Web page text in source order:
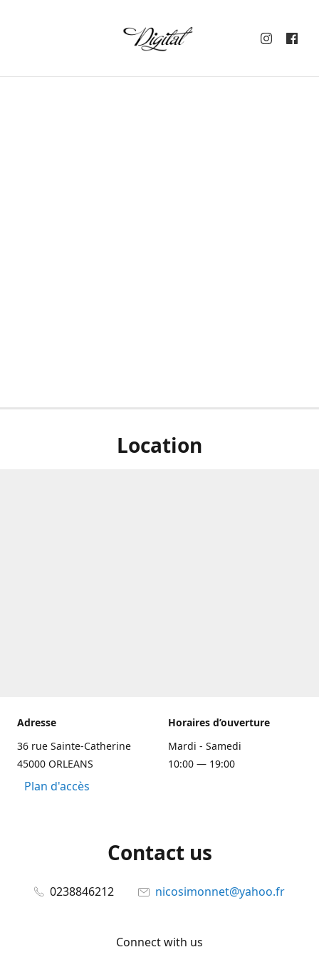
Location
Adresse
36 rue Sainte-Catherine
45000 ORLEANS
Plan d'accès
Horaires d’ouverture
Mardi - Samedi
10:00 — 19:00
Contact us
0238846212 nicosimonnet@yahoo.fr
Connect with us